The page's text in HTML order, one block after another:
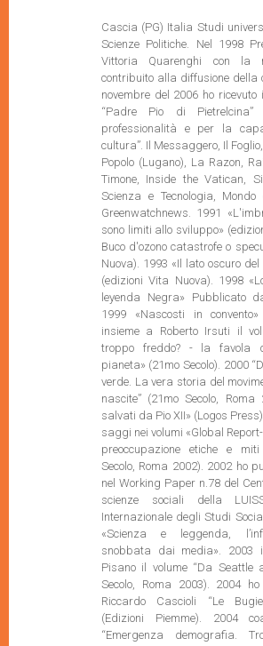
Cascia (PG) Italia Studi
Scienze Politiche. Nel 1998
Vittoria Quarenghi con la
contribuito alla diffusione della
novembre del 2006 ho
“Padre Pio di
professionalità e per la
cultura”. Il Messaggero, Il
Popolo (Lugano), La Razon,
Timone, Inside the Vatican,
Scienza e Tecnologia,
Greenwatchnews. 1991
sono limiti allo sviluppo»
Buco d'ozono catastrofe o
Nuova). 1993 «Il lato oscuro
(edizioni Vita Nuova). 1998
leyenda Negra» Pubblicato
1999 «Nascosti in
insieme a Roberto Irsuti il
troppo freddo? - la favola
pianeta» (21mo Secolo). 2000
verde. La vera storia del
nascite” (21mo Secolo,
salvati da Pio XII» (Logos
saggi nei volumi «Global
preoccupazione etiche e
Secolo, Roma 2002). 2002 ho
nel Working Paper n.78 del
scienze sociali della
Internazionale degli Studi
«Scienza e leggenda,
snobbata dai media». 2003
Pisano il volume “Da Seattle
Secolo, Roma 2003). 2004
Riccardo Cascioli “Le
(Edizioni Piemme). 2004
“Emergenza demografia.